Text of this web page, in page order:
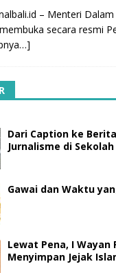
– Menteri
secara resmi
Dari Caption ke
Jurnalisme di Sekolah
Gawai dan Waktu
Lewat Pena, I Wayan
Menyimpan Jejak